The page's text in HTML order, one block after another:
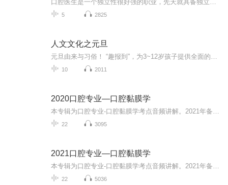
5 2825
人文文化之元旦
10 2011
2020口腔专业—口腔黏膜学
22 3095
2021口腔专业—口腔黏膜学
22 5036